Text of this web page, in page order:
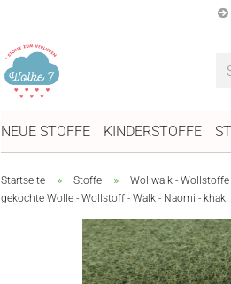
NEUE STOFFE KINDERSTOFFE
Startseite » Stoffe » Wollwalk - Wollstoffe
gekochte Wolle - Wollstoff - Walk - Naomi -